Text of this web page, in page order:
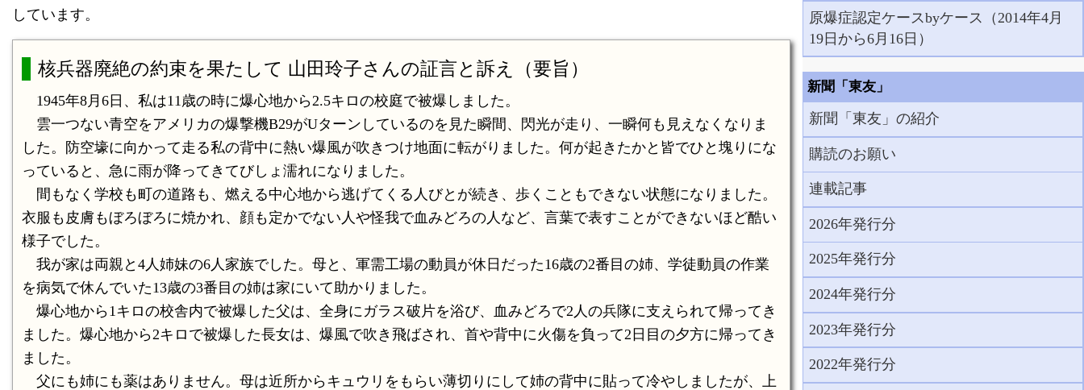
しています。
核兵器廃絶の約束を果たして 山田玲子さんの証言と訴え（要旨）
1945年8月6日、私は11歳の時に爆心地から2.5キロの校庭で被爆しました。
雲一つない青空をアメリカの爆撃機B29がUターンしているのを見た瞬間、閃光が走り、一瞬何も見えなくなりま
した。防空壕に向かって走る私の背中に熱い爆風が吹きつけ地面に転がりました。何が起きたかと皆でひと塊りにな
っていると、急に雨が降ってきてびしょ濡れになりました。
間もなく学校も町の道路も、燃える中心地から逃げてくる人びとが続き、歩くこともできない状態になりました。
衣服も皮膚もぼろぼろに焼かれ、顔も定かでない人や怪我で血みどろの人など、言葉で表すことができないほど酷い
様子でした。
我が家は両親と4人姉妹の6人家族でした。母と、軍需工場の動員が休日だった16歳の2番目の姉、学徒動員の作業
を病気で休んでいた13歳の3番目の姉は家にいて助かりました。
爆心地から1キロの校舎内で被爆した父は、全身にガラス破片を浴び、血みどろで2人の兵隊に支えられて帰ってき
ました。爆心地から2キロで被爆した長女は、爆風で吹き飛ばされ、首や背中に火傷を負って2日目の夕方に帰ってき
ました。
父にも姉にも薬はありません。母は近所からキュウリをもらい薄切りにして姉の背中に貼って冷やしましたが、上
原爆症認定ケースbyケース（2014年4月
19日から6月16日）
新聞「東友」
新聞「東友」の紹介
購読のお願い
連載記事
2026年発行分
2025年発行分
2024年発行分
2023年発行分
2022年発行分